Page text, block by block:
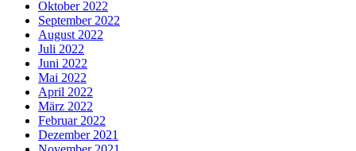
Oktober 2022
September 2022
August 2022
Juli 2022
Juni 2022
Mai 2022
April 2022
März 2022
Februar 2022
Dezember 2021